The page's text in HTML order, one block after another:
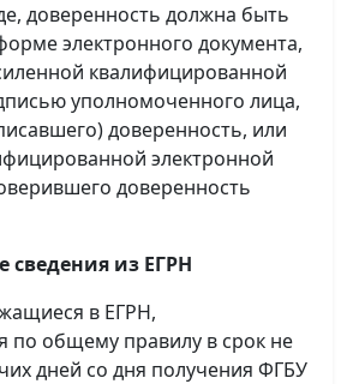
доверенность должна быть
электронного документа,
квалифицированной
уполномоченного лица,
доверенность, или
электронной
доверенность
сведения из ЕГРН
в ЕГРН,
по общему правилу в срок не
дней со дня получения ФГБУ